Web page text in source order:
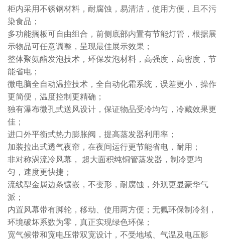
柜内采用不锈钢材料，耐腐蚀，易清洁，使用方便，且不污
染食品；
多功能搁板可自由组合，前侧底部内置有节能灯管，根据展
示物品可任意调整，呈现最佳展示效果；
整体聚氨酯发泡技术，环保发泡材料，高强度，高密度，节
能省电；
微电脑全自动温控技术，全自动化霜系统，误差更小，操作
更简便，温度控制更精确；
独有瀑布微孔式送风设计，保证物品受冷均匀，冷藏效果更
佳；
进口外平衡式热力膨胀阀，提高蒸发器利用率；
加装拉出式透气夜帘，在夜间运行更节能省电，耐用；
非对称涡流冷风幕， 超大面积纯铜管蒸发器，制冷更均
匀，速度更快捷；
流线型金属边条镶嵌，不变形，耐腐蚀，外观更显豪华气
派；
内置风幕带有脚轮，移动、使用两方便；无氟环保制冷剂，
环境破坏系数为零，真正实现绿色环保；
宽气候带和宽电压带双宽设计，不受地域、气温及电压影